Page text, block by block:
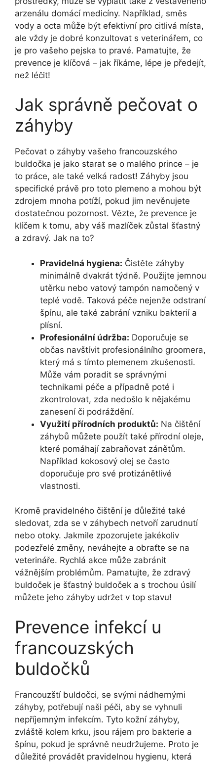
arzenálu domácí ⁢medicíny. Například, směs
‍vody a octa může být‌ efektivní pro citlivá místa,
ale vždy je dobré‍ konzultovat s⁣ veterinářem, co
je pro vašeho ⁣pejska to⁤ pravé. Pamatujte, že
prevence je klíčová – jak říkáme, lépe je předejít,⁢
než léčit!
Jak správně pečovat o​
záhyby
Pečovat o záhyby vašeho​ francouzského
buldočka ‌je⁤ jako starat se o ⁣malého prince – ⁤je‌
to práce, ale také velká radost! Záhyby jsou
specifické právě pro ‍toto‍ plemeno‌ a mohou být
zdrojem mnoha ⁤potíží,​ pokud⁢ jim nevěnujete
dostatečnou pozornost. Vězte, že ⁣prevence je
klíčem k⁤ tomu, aby váš mazlíček zůstal ⁤šťastný
a zdravý. Jak na to?
Pravidelná ⁤hygiena: Čistěte záhyby​
minimálně⁤ dvakrát týdně.⁤ Použijte jemnou
‌utěrku nebo vatový tampón ‌namočený v
teplé vodě. Taková péče nejenže odstraní
‌špínu,⁣ ale také zabrání vzniku⁣ bakterií a
plísní.
Profesionální ‍údržba: Doporučuje se
občas‌ navštívit profesionálního⁢ groomera,
který má s tímto plemenem zkušenosti.
Může‍ vám poradit se ⁢správnými
technikami péče‌ a případně ⁤poté i
zkontrolovat, zda nedošlo k⁢ nějakému
zanesení či podráždění.
Využití přírodních ​produktů: Na‍ čištění
záhybů můžete ⁣použít také přírodní oleje,
které pomáhají zabraňovat zánětům.
Například kokosový olej se často
doporučuje ‌pro své protizánětlivé
vlastnosti.
Kromě⁢ pravidelného čištění je důležité také
‍sledovat, zda se v‌ záhybech netvoří zarudnutí‍
nebo otoky. Jakmile zpozorujete‍ jakékoliv
podezřelé změny, neváhejte a obraťte se na
⁢veterináře. Rychlá akce může zabránit
vážnějším problémům. Pamatujte, že zdravý
buldoček ⁣je šťastný buldoček a s⁢ trochou⁣ úsilí
‌můžete jeho⁢ záhyby udržet v top stavu!
Prevence infekcí‍ u
francouzských
buldočků
Francouzští ⁣buldočci, ‍se svými ⁣nádhernými
⁣záhyby,‍ potřebují naši ‌péči, aby se vyhnuli
nepříjemným infekcím. Tyto kožní záhyby,‍
zvláště ​kolem krku, jsou rájem pro ⁤bakterie a
špínu, pokud‌ je správně​ neudržujeme. Proto‍ je
důležité provádět pravidelnou hygienu, která